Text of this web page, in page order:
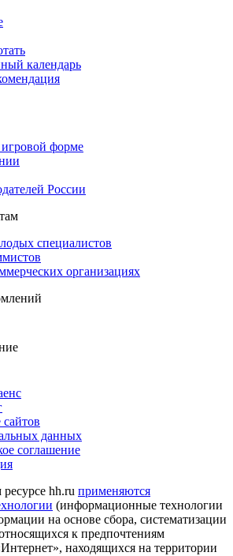
календарь
форме
России
специалистов
организациях
данных
соглашение
hh.ru применяются
(информационные технологии
на основе сбора, систематизации
к предпочтениям
находящихся на территории